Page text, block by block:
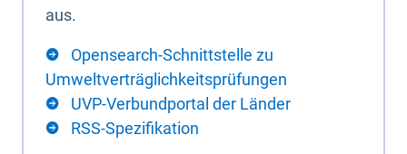
aus.
Opensearch-Schnittstelle zu
Umweltverträglichkeitsprüfungen
UVP-Verbundportal der Länder
RSS-Spezifikation